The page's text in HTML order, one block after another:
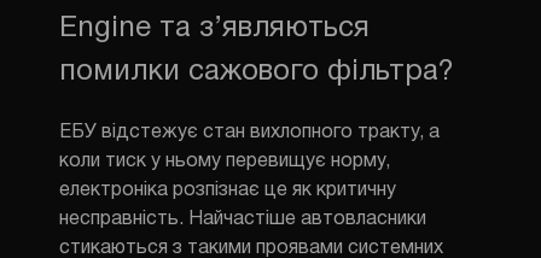
Engine та з’являються
помилки сажового фільтра?
ЕБУ відстежує стан вихлопного тракту, а
коли тиск у ньому перевищує норму,
електроніка розпізнає це як критичну
несправність. Найчастіше автовласники
стикаються з такими проявами системних